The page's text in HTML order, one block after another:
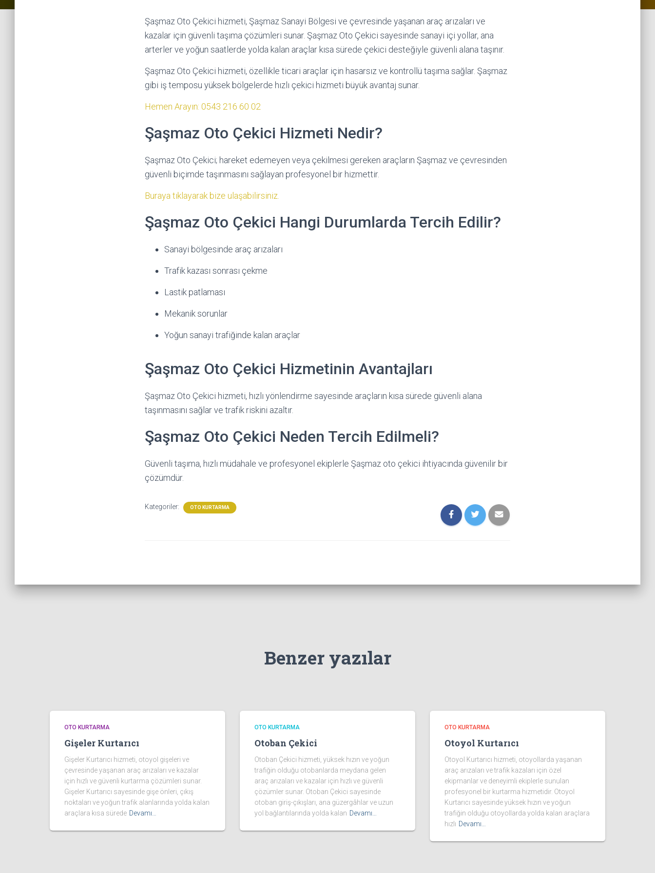
Şaşmaz Oto Çekici hizmeti, Şaşmaz Sanayi Bölgesi ve çevresinde yaşanan araç arızaları ve
kazalar için güvenli taşıma çözümleri sunar. Şaşmaz Oto Çekici sayesinde sanayi içi yollar, ana
arterler ve yoğun saatlerde yolda kalan araçlar kısa sürede çekici desteğiyle güvenli alana taşınır.
Şaşmaz Oto Çekici hizmeti, özellikle ticari araçlar için hasarsız ve kontrollü taşıma sağlar. Şaşmaz
gibi iş temposu yüksek bölgelerde hızlı çekici hizmeti büyük avantaj sunar.
Hemen Arayın: 0543 216 60 02
Şaşmaz Oto Çekici Hizmeti Nedir?
Şaşmaz Oto Çekici; hareket edemeyen veya çekilmesi gereken araçların Şaşmaz ve çevresinden
güvenli biçimde taşınmasını sağlayan profesyonel bir hizmettir.
Buraya tıklayarak bize ulaşabilirsiniz.
Şaşmaz Oto Çekici Hangi Durumlarda Tercih Edilir?
Sanayi bölgesinde araç arızaları
Trafik kazası sonrası çekme
Lastik patlaması
Mekanik sorunlar
Yoğun sanayi trafiğinde kalan araçlar
Şaşmaz Oto Çekici Hizmetinin Avantajları
Şaşmaz Oto Çekici hizmeti, hızlı yönlendirme sayesinde araçların kısa sürede güvenli alana
taşınmasını sağlar ve trafik riskini azaltır.
Şaşmaz Oto Çekici Neden Tercih Edilmeli?
Güvenli taşıma, hızlı müdahale ve profesyonel ekiplerle Şaşmaz oto çekici ihtiyacında güvenilir bir
çözümdür.
Kategoriler: OTO KURTARMA
Benzer yazılar
OTO KURTARMA
Gişeler Kurtarıcı
Gişeler Kurtarıcı hizmeti, otoyol gişeleri ve
çevresinde yaşanan araç arızaları ve kazalar
için hızlı ve güvenli kurtarma çözümleri sunar.
Gişeler Kurtarıcı sayesinde gişe önleri, çıkış
noktaları ve yoğun trafik alanlarında yolda kalan
araçlara kısa sürede Devamı…
OTO KURTARMA
Otoban Çekici
Otoban Çekici hizmeti, yüksek hızın ve yoğun
trafiğin olduğu otobanlarda meydana gelen
araç arızaları ve kazalar için hızlı ve güvenli
çözümler sunar. Otoban Çekici sayesinde
otoban giriş-çıkışları, ana güzergâhlar ve uzun
yol bağlantılarında yolda kalan Devamı…
OTO KURTARMA
Otoyol Kurtarıcı
Otoyol Kurtarıcı hizmeti, otoyollarda yaşanan
araç arızaları ve trafik kazaları için özel
ekipmanlar ve deneyimli ekiplerle sunulan
profesyonel bir kurtarma hizmetidir. Otoyol
Kurtarıcı sayesinde yüksek hızın ve yoğun
trafiğin olduğu otoyollarda yolda kalan araçlara
hızlı Devamı…